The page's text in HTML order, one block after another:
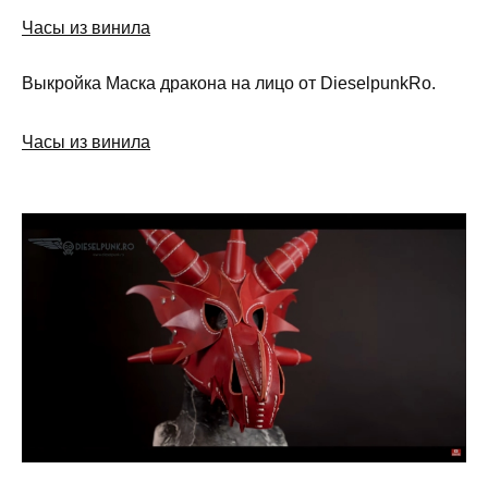
Часы из винила
Выкройка Маска дракона на лицо от DieselpunkRo.
Часы из винила